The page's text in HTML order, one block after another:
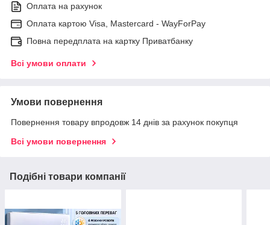
Оплата на рахунок
Оплата картою Visa, Mastercard - WayForPay
Повна передплата на картку Приватбанку
Всі умови оплати
Умови повернення
Повернення товару впродовж 14 днів за рахунок покупця
Всі умови повернення
Подібні товари компанії